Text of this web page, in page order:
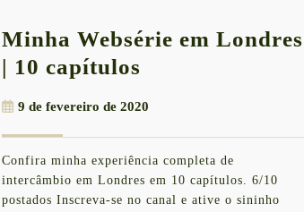
Minha Websérie em Londres
| 10 capítulos
em
Londres
|
10
9 de fevereiro de 2020
de
2020
Confira minha experiência completa de
intercâmbio em Londres em 10 capítulos. 6/10
postados Inscreva-se no canal e ative o sininho